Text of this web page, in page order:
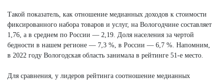
Такой показатель, как отношение медианных доходов к стоимости
фиксированного набора товаров и услуг, на Вологодчине составляет
1,76, а в среднем по России — 2,19. Доля населения за чертой
бедности в нашем регионе — 7,3 %, в России — 6,7 %. Напомним,
в 2022 году Вологодская область занимала в рейтинге 51-е место.
Для сравнения, у лидеров рейтинга соотношение медианных